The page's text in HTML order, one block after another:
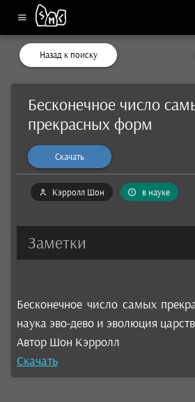
Назад к поиску
Бесконечное число
прекрасных форм
Скачать
Кэрролл Шон в науке
Заметки
Бесконечное число самых
наука эво-дево и эволюция
Автор Шон Кэрролл
Скачать